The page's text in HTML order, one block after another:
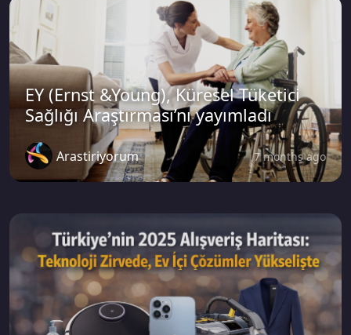
EY (Ernst &Young), Küresel Tüketici
Sağlığı Araştırması’nı yayımladı
Arastiriyorum 7 months ago